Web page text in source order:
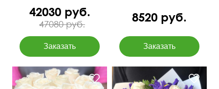
42030 руб.
47080 руб. 8520 руб.